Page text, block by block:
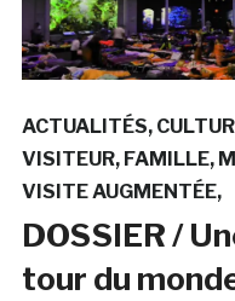
ACTUALITÉS
VISITEUR FAMILLE
VISITE AUGMENTÉE
DOSSIER /
tour du